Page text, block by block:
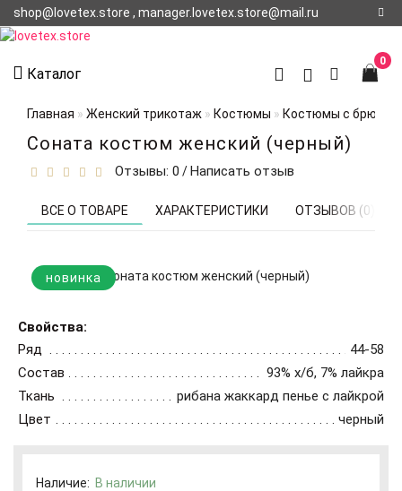
shop@lovetex.store , manager.lovetex.store@mail.ru
О НАС
О
ДОСТАВКЕ
Каталог
0
Главная Женский трикотаж Костюмы Костюмы с
Соната костюм женский (черный)
Отзывы: 0 /Написать отзыв
ВСЕ О ТОВАРЕ ХАРАКТЕРИСТИКИ ОТЗЫВОВ (0)
новинка
Свойства:
Ряд
44-58
Состав
93% х/б, 7% лайкра
Ткань
рибана жаккард пенье с лайкрой
Цвет
черный
Наличие: В наличии